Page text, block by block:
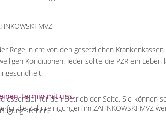
Regel nicht von den gesetzlichen
Konditionen. Jeder sollte die PZR ein
Termin mit uns.
für die Zahnreinigungen im ZAHNKOWSKI MVZ
essenziell für den Betrieb der Seite. Sie
stehen.